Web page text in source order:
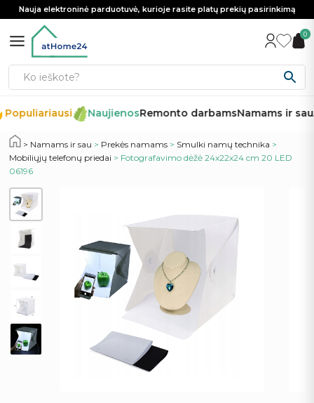
Nauja elektroninė parduotuvė, kurioje rasite platų prekių pasirinkimą
0
Populiariausi NaujienosRemonto darbamsNamams ir sau
Namams ir sau > Prekės namams > Smulki namų technika >
Mobiliųjų telefonų priedai > Fotografavimo dėžė 24x22x24 cm 20 LED
06196